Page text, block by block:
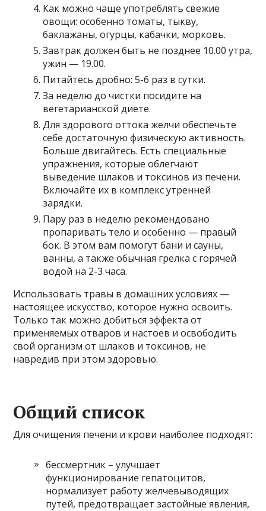
Как можно чаще употреблять свежие
овощи: особенно томаты, тыкву,
баклажаны, огурцы, кабачки, морковь.
Завтрак должен быть не позднее 10.00 утра,
ужин — 19.00.
Питайтесь дробно: 5-6 раз в сутки.
За неделю до чистки посидите на
вегетарианской диете.
Для здорового оттока желчи обеспечьте
себе достаточную физическую активность.
Больше двигайтесь. Есть специальные
упражнения, которые облегчают
выведение шлаков и токсинов из печени.
Включайте их в комплекс утренней
зарядки.
Пару раз в неделю рекомендовано
пропаривать тело и особенно — правый
бок. В этом вам помогут бани и сауны,
ванны, а также обычная грелка с горячей
водой на 2-3 часа.
Использовать травы в домашних условиях —
настоящее искусство, которое нужно освоить.
Только так можно добиться эффекта от
применяемых отваров и настоев и освободить
свой организм от шлаков и токсинов, не
навредив при этом здоровью.
Общий список
Для очищения печени и крови наиболее подходят:
бессмертник – улучшает
функционирование гепатоцитов,
нормализует работу желчевыводящих
путей, предотвращает застойные явления,